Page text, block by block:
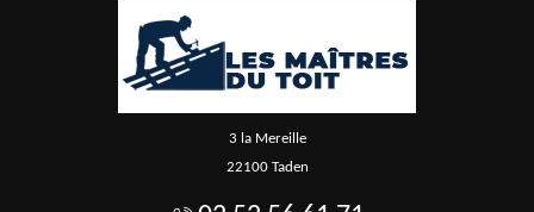
3 la Mereille
22100 Taden